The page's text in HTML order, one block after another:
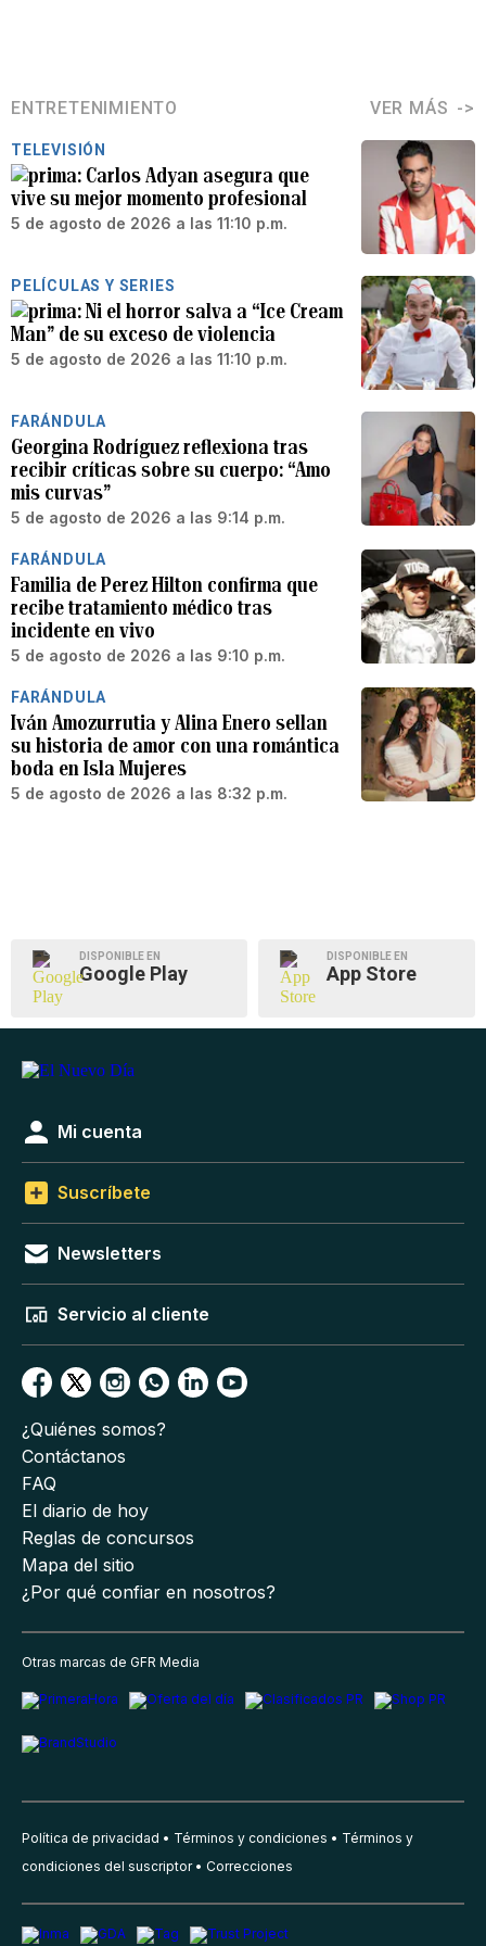
ENTRETENIMIENTO VER MÁS
TELEVISIÓN
Carlos Adyan asegura que
vive su mejor momento profesional
5 de agosto de 2026 a las 11:10 p.m.
PELÍCULAS Y SERIES
Ni el horror salva a “Ice Cream
Man” de su exceso de violencia
5 de agosto de 2026 a las 11:10 p.m.
FARÁNDULA
Georgina Rodríguez reflexiona tras
recibir críticas sobre su cuerpo: “Amo
mis curvas”
5 de agosto de 2026 a las 9:14 p.m.
FARÁNDULA
Familia de Perez Hilton confirma que
recibe tratamiento médico tras
incidente en vivo
5 de agosto de 2026 a las 9:10 p.m.
FARÁNDULA
Iván Amozurrutia y Alina Enero sellan
su historia de amor con una romántica
boda en Isla Mujeres
5 de agosto de 2026 a las 8:32 p.m.
DISPONIBLE EN
Google Play
DISPONIBLE EN
App Store
Mi cuenta
Suscríbete
Newsletters
Servicio al cliente
¿Quiénes somos?
Contáctanos
FAQ
El diario de hoy
Reglas de concursos
Mapa del sitio
¿Por qué confiar en nosotros?
Otras marcas de GFR Media
Política de privacidad Términos y condiciones
Términos y
condiciones del suscriptor
Correcciones